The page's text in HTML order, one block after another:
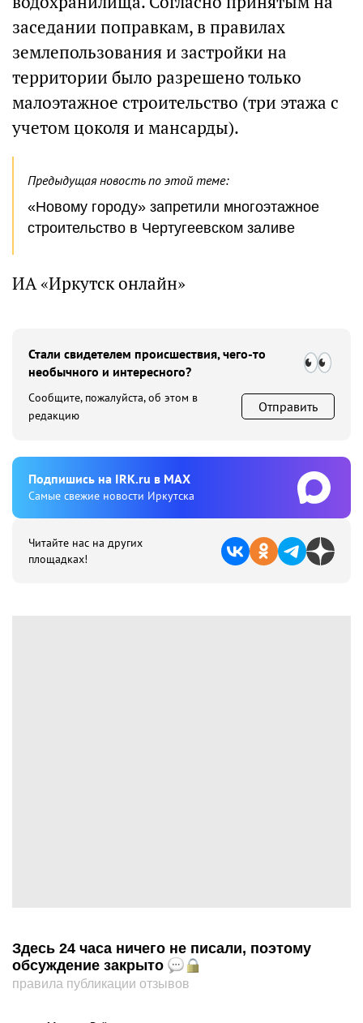
заседании поправкам, в правилах
землепользования и застройки на
территории было разрешено только
малоэтажное строительство (три этажа с
учетом цоколя и мансарды).
Предыдущая новость по этой теме:
«Новому городу» запретили многоэтажное
строительство в Чертугеевском заливе
ИА «Иркутск онлайн»
Стали свидетелем происшествия, чего-то
необычного и интересного?
Сообщите, пожалуйста, об этом в
редакцию
Отправить
Подпишиcь на IRK.ru в MAX
Cамые свежие новости Иркутска
Читайте нас на других
площадках!
Здесь 24 часа ничего не писали, поэтому
обсуждение закрыто
правила публикации отзывов